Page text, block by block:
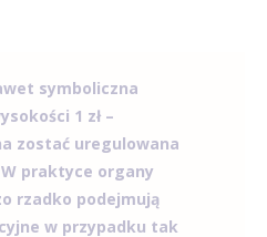
symboliczna
1 zł –
zostać uregulowana
praktyce organy
rzadko podejmują
w przypadku tak